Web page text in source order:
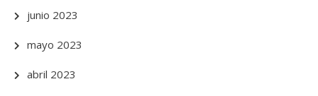
junio 2023
mayo 2023
abril 2023